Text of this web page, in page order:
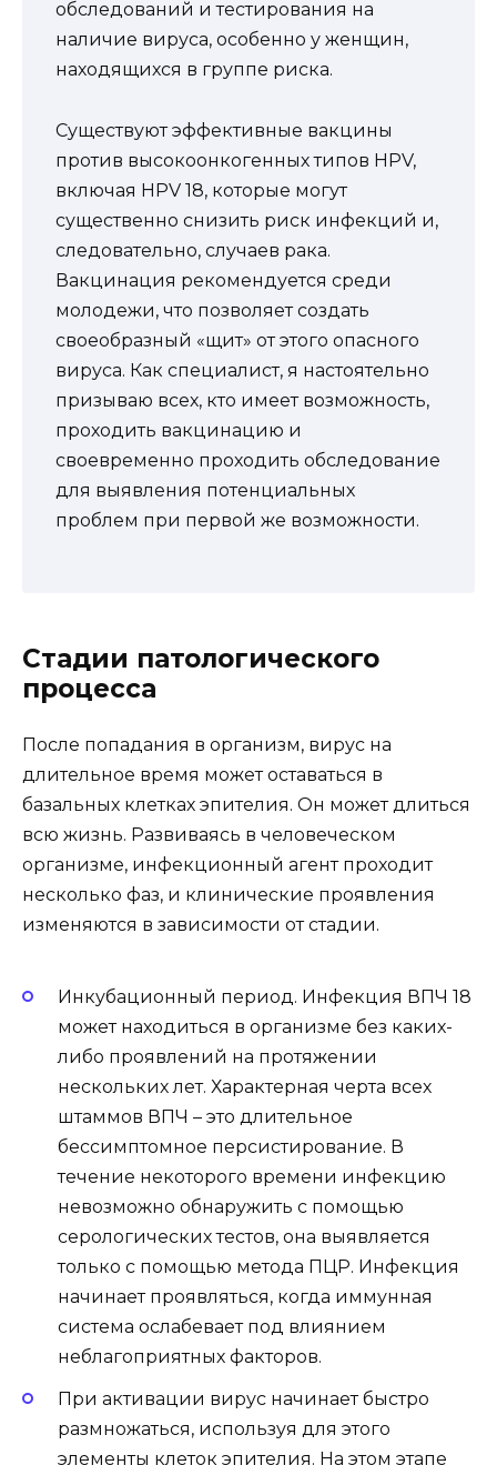
обследований и тестирования на
наличие вируса, особенно у женщин,
находящихся в группе риска.
Существуют эффективные вакцины
против высокоонкогенных типов HPV,
включая HPV 18, которые могут
существенно снизить риск инфекций и,
следовательно, случаев рака.
Вакцинация рекомендуется среди
молодежи, что позволяет создать
своеобразный «щит» от этого опасного
вируса. Как специалист, я настоятельно
призываю всех, кто имеет возможность,
проходить вакцинацию и
своевременно проходить обследование
для выявления потенциальных
проблем при первой же возможности.
Стадии патологического
процесса
После попадания в организм, вирус на
длительное время может оставаться в
базальных клетках эпителия. Он может длиться
всю жизнь. Развиваясь в человеческом
организме, инфекционный агент проходит
несколько фаз, и клинические проявления
изменяются в зависимости от стадии.
Инкубационный период. Инфекция ВПЧ 18
может находиться в организме без каких-
либо проявлений на протяжении
нескольких лет. Характерная черта всех
штаммов ВПЧ – это длительное
бессимптомное персистирование. В
течение некоторого времени инфекцию
невозможно обнаружить с помощью
серологических тестов, она выявляется
только с помощью метода ПЦР. Инфекция
начинает проявляться, когда иммунная
система ослабевает под влиянием
неблагоприятных факторов.
При активации вирус начинает быстро
размножаться, используя для этого
элементы клеток эпителия. На этом этапе